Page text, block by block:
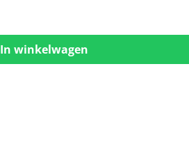
In winkelwagen